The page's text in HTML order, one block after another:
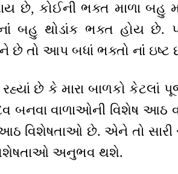
છે, કોઈની ભક્ત માળા બહુ
બહુ થોડાંક ભક્ત હોય છે.
છે તો આપ બધાં ભક્તો નાંં ઇષ્ટ
છે કે મારા બાળકો કેટલાં
બનવા વાળાઓની વિશેષ આઠ
વિશેષતાઓ છે. એને તો સારી
વિશેષતાઓ અનુભવ થશે.